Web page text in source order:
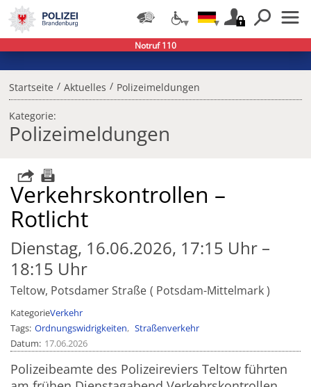
Startseite / Aktuelles / Polizeimeldungen
Kategorie:
Polizeimeldungen
Verkehrskontrollen –
Rotlicht
Dienstag, 16.06.2026, 17:15 Uhr –
18:15 Uhr
Teltow, Potsdamer Straße Potsdam-Mittelmark
KategorieVerkehr
Tags Ordnungswidrigkeiten
Straßenverkehr
Datum 17.06.2026
Polizeibeamte des Polizeireviers Teltow führten
Notruf 110